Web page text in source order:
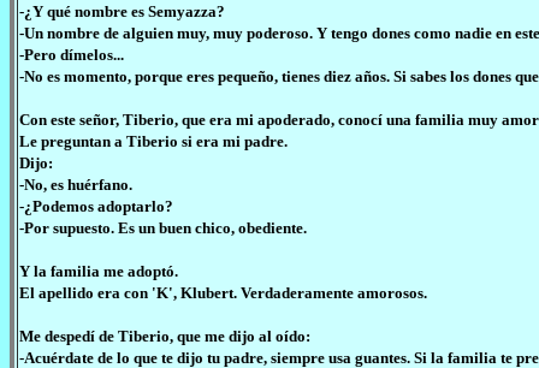
-¿Y qué nombre es Semyazza?
-Un nombre de alguien muy, muy poderoso. Y tengo dones como nadie en
-Pero dímelos...
-No es momento, porque eres pequeño, tienes diez años. Si sabes los dones
Con este señor, Tiberio, que era mi apoderado, conocí una familia muy
Le preguntan a Tiberio si era mi padre.
Dijo:
-No, es huérfano.
-¿Podemos adoptarlo?
-Por supuesto. Es un buen chico, obediente.
Y la familia me adoptó.
El apellido era con 'K', Klubert. Verdaderamente amorosos.
Me despedí de Tiberio, que me dijo al oído:
-Acuérdate de lo que te dijo tu padre, siempre usa guantes. Si la familia te